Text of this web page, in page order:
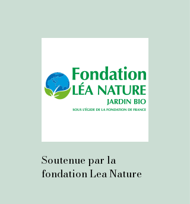
Soutenue par la
fondation Lea Nature